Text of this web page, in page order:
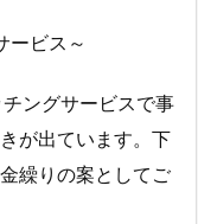
ービス～
ングサービスで事
が出ています。下
繰りの案としてご